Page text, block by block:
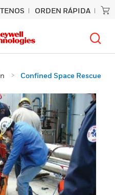
ORDEN RÁPIDA
Confined Space Rescue